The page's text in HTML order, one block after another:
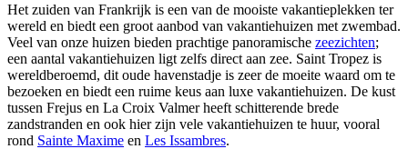
Het zuiden van Frankrijk is een van de mooiste vakantieplekken ter
wereld en biedt een groot aanbod van vakantiehuizen met zwembad.
Veel van onze huizen bieden prachtige panoramische zeezichten;
een aantal vakantiehuizen ligt zelfs direct aan zee. Saint Tropez is
wereldberoemd, dit oude havenstadje is zeer de moeite waard om te
bezoeken en biedt een ruime keus aan luxe vakantiehuizen. De kust
tussen Frejus en La Croix Valmer heeft schitterende brede
zandstranden en ook hier zijn vele vakantiehuizen te huur, vooral
rond Sainte Maxime en Les Issambres.